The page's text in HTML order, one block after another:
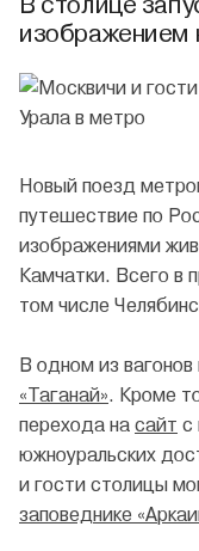
изображением
Новый поезд
путешествие по
изображениями
Камчатки. Всего в
том числе
В одном из
«Таганай». Кроме
перехода на сайт с
южноуральских
и гости столицы
заповеднике